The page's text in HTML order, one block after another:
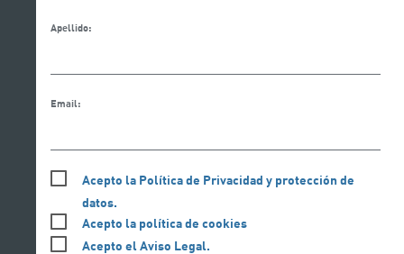
Apellido:
Email:
Acepto la Política de Privacidad y protección de
datos.
Acepto la política de cookies
Acepto el Aviso Legal.